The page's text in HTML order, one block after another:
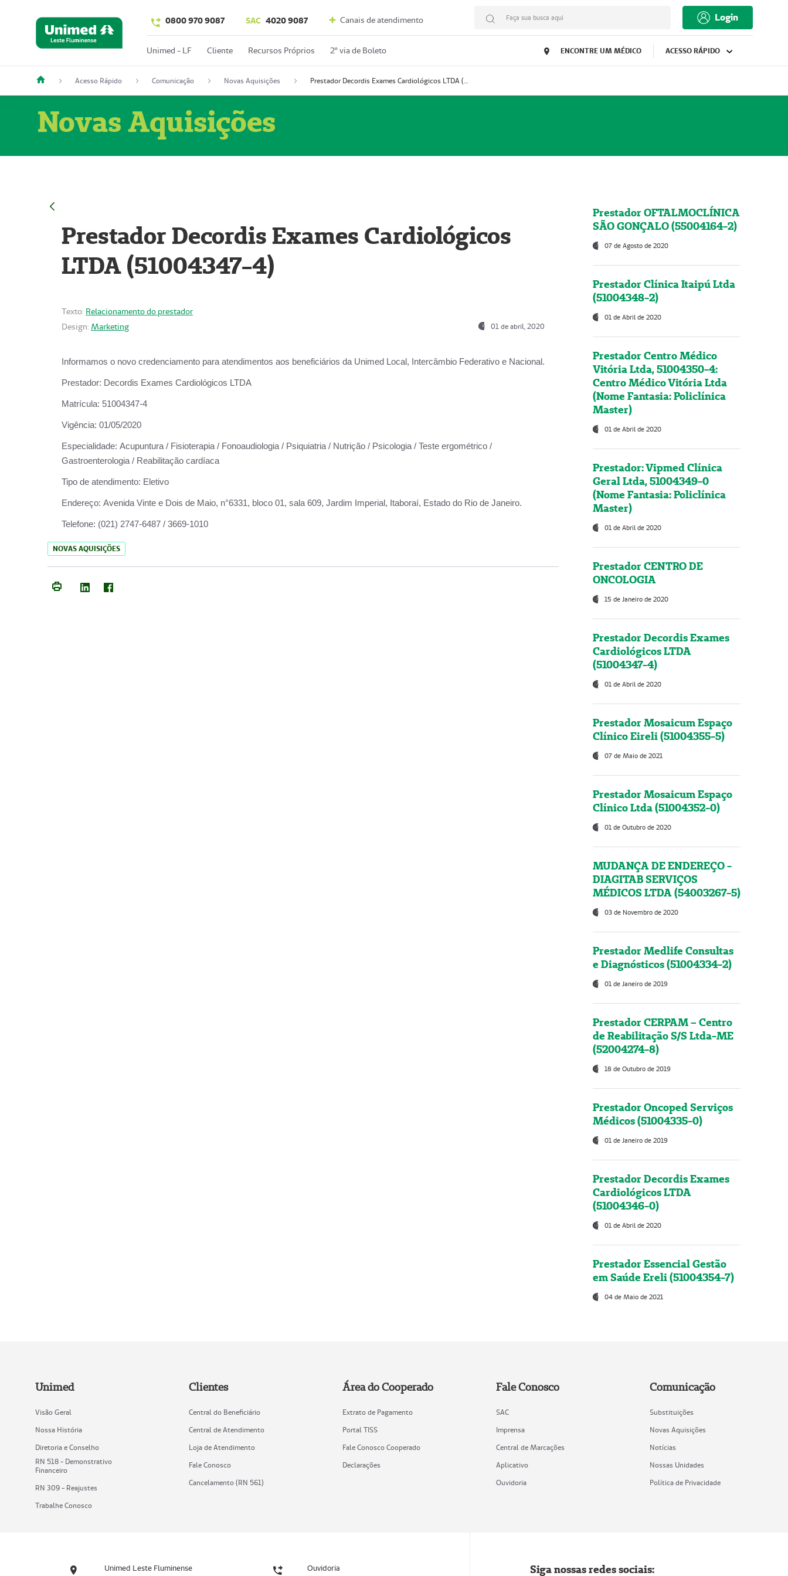
0800 970 9087 SAC 4020 9087 Canais de atendimento Faça sua busca aqui Login
Unimed - LF Cliente Recursos Próprios 2º via de Boleto ENCONTRE UM MÉDICO ACESSO RÁPIDO
Acesso Rápido Comunicação Novas Aquisições Prestador Decordis Exames Cardiológicos LTDA (51004347-4)
Novas Aquisições
Prestador Decordis Exames Cardiológicos
LTDA (51004347-4)
Texto: Relacionamento do prestador
Design: Marketing 01 de abril, 2020
Informamos o novo credenciamento para atendimentos aos beneficiários da Unimed Local, Intercâmbio Federativo e Nacional.
Prestador: Decordis Exames Cardiológicos LTDA
Matrícula: 51004347-4
Vigência: 01/05/2020
Especialidade: Acupuntura / Fisioterapia / Fonoaudiologia / Psiquiatria / Nutrição / Psicologia / Teste ergométrico /
Gastroenterologia / Reabilitação cardíaca
Tipo de atendimento: Eletivo
Endereço: Avenida Vinte e Dois de Maio, n°6331, bloco 01, sala 609, Jardim Imperial, Itaboraí, Estado do Rio de Janeiro.
Telefone: (021) 2747-6487 / 3669-1010
NOVAS AQUISIÇÕES
Prestador OFTALMOCLÍNICA
SÃO GONÇALO (55004164-2)
07 de Agosto de 2020
Prestador Clínica Itaipú Ltda
(51004348-2)
01 de Abril de 2020
Prestador Centro Médico
Vitória Ltda, 51004350-4:
Centro Médico Vitória Ltda
(Nome Fantasia: Policlínica
Master)
01 de Abril de 2020
Prestador: Vipmed Clínica
Geral Ltda, 51004349-0
(Nome Fantasia: Policlínica
Master)
01 de Abril de 2020
Prestador CENTRO DE
ONCOLOGIA
15 de Janeiro de 2020
Prestador Decordis Exames
Cardiológicos LTDA
(51004347-4)
01 de Abril de 2020
Prestador Mosaicum Espaço
Clínico Eireli (51004355-5)
07 de Maio de 2021
Prestador Mosaicum Espaço
Clínico Ltda (51004352-0)
01 de Outubro de 2020
MUDANÇA DE ENDEREÇO -
DIAGITAB SERVIÇOS
MÉDICOS LTDA (54003267-5)
03 de Novembro de 2020
Prestador Medlife Consultas
e Diagnósticos (51004334-2)
01 de Janeiro de 2019
Prestador CERPAM – Centro
de Reabilitação S/S Ltda-ME
(52004274-8)
18 de Outubro de 2019
Prestador Oncoped Serviços
Médicos (51004335-0)
01 de Janeiro de 2019
Prestador Decordis Exames
Cardiológicos LTDA
(51004346-0)
01 de Abril de 2020
Prestador Essencial Gestão
em Saúde Ereli (51004354-7)
04 de Maio de 2021
Unimed
Visão Geral
Nossa História
Diretoria e Conselho
RN 518 - Demonstrativo
Financeiro
RN 309 - Reajustes
Trabalhe Conosco
Clientes
Central do Beneficiário
Central de Atendimento
Loja de Atendimento
Fale Conosco
Cancelamento (RN 561)
Área do Cooperado
Extrato de Pagamento
Portal TISS
Fale Conosco Cooperado
Declarações
Fale Conosco
SAC
Imprensa
Central de Marcações
Aplicativo
Ouvidoria
Comunicação
Substituições
Novas Aquisições
Notícias
Nossas Unidades
Política de Privacidade
Unimed Leste Fluminense Ouvidoria Siga nossas redes sociais: